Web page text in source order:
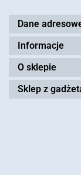
Dane
Informacje
O sklepie
Sklep z